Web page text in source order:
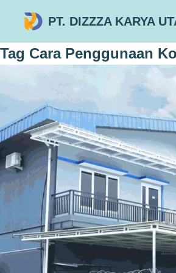
PT. DIZZZA KARYA
Tag Cara Penggunaan